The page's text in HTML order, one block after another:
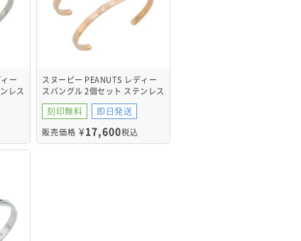
ー
レス
スヌーピー PEANUTS レディー
スバングル 2個セット ステンレス
PNST003GO&PNST003GO
刻印無料 即日発送
販売価格 ¥17,600税込